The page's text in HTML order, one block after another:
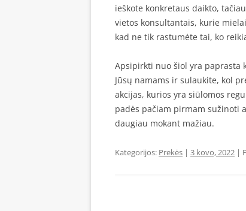
ieškote konkretaus daikto,
vietos konsultantais, kurie
kad ne tik rastumėte tai, ko
Apsipirkti nuo šiol yra paprasta
Jūsų namams ir sulaukite, kol
akcijas, kurios yra siūlomos
padės pačiam pirmam sužinoti
daugiau mokant mažiau.
Kategorijos: Prekės | 3 kovo, 2022 |